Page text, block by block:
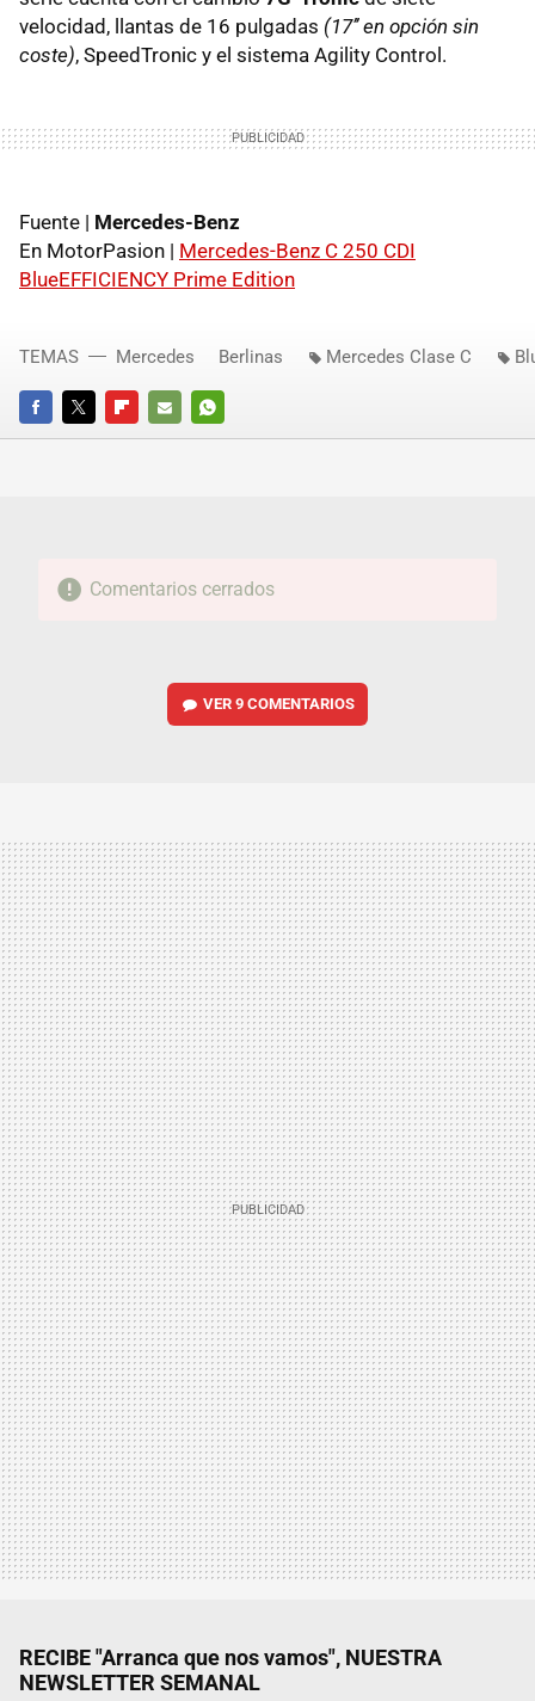
velocidad, llantas de 16 pulgadas (17’’ en opción sin
coste), SpeedTronic y el sistema Agility Control.
Fuente | Mercedes-Benz
En MotorPasion | Mercedes-Benz C 250 CDI
BlueEFFICIENCY Prime Edition
FACEBOOKTWITTERFLIPBOARD
E-
WHATSAPP
TEMAS Mercedes Berlinas Mercedes Clase C
Comentarios cerrados
VER9 COMENTARIOS
RECIBE "Arranca que nos vamos", NUESTRA
NEWSLETTER SEMANAL